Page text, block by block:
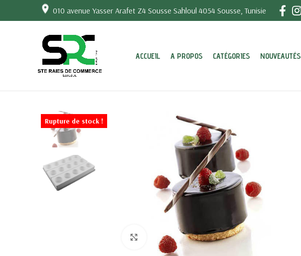
010 avenue Yasser Arafet Z4 Sousse Sahloul 4054 Sousse, Tunisie
ACCUEIL A PROPOS CATÉGORIES NOUVEAUTÉS
Click to enlarge
Rupture de stock !